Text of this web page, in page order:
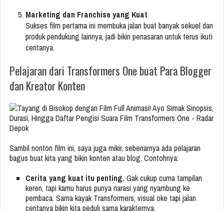
Marketing dan Franchise yang Kuat
Sukses film pertama ini membuka jalan buat banyak sekuel dan
produk pendukung lainnya, jadi bikin penasaran untuk terus ikuti
ceritanya.
Pelajaran dari Transformers One buat Para Blogger
dan Kreator Konten
Sambil nonton film ini, saya juga mikir, sebenarnya ada pelajaran
bagus buat kita yang bikin konten atau blog. Contohnya:
Cerita yang kuat itu penting. Gak cukup cuma tampilan
keren, tapi kamu harus punya narasi yang nyambung ke
pembaca. Sama kayak Transformers, visual oke tapi jalan
ceritanya bikin kita peduli sama karakternya.